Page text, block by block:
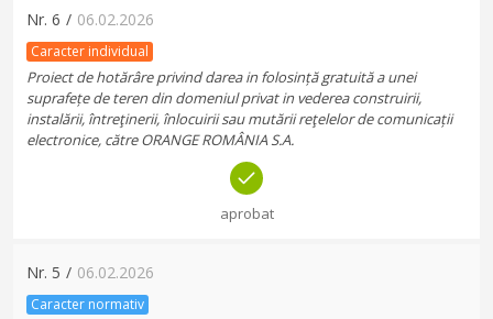
Nr. 6 / 06.02.2026
Caracter individual
Proiect de hotărâre privind darea in folosință gratuită a unei
suprafețe de teren din domeniul privat in vederea construirii,
instalării, întreţinerii, înlocuirii sau mutării reţelelor de comunicații
electronice, către ORANGE ROMÂNIA S.A.
aprobat
Nr. 5 / 06.02.2026
Caracter normativ